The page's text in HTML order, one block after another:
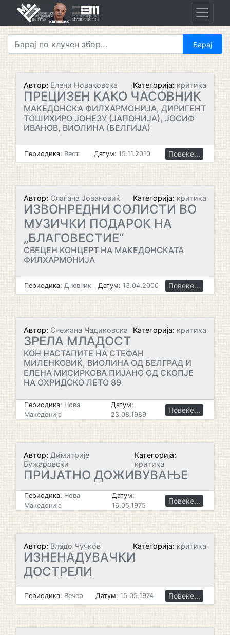
Автор: Елени Новаковска Категорија: критика
ПРЕЦИЗЕН КАКО ЧАСОВНИК
МАКЕДОНСКА ФИЛХАРМОНИЈА, ДИРИГЕНТ
ТОШИХИРО ЈОНЕЗУ (ЈАПОНИЈА), ЈОСИФ
ИВАНОВ, ВИОЛИНА (БЕЛГИЈА)
Периодика: Вест Датум: 15.11.2010 Повеќе...
Автор: Слаѓана Јовановиќ Категорија: критика
ИЗВОНРЕДНИ СОЛИСТИ ВО
МУЗИЧКИ ПОДАРОК НА
„БЛАГОВЕСТИЕ“
СВЕЦЕН КОНЦЕРТ НА МАКЕДОНСКАТА
ФИЛХАРМОНИЈА
Периодика: Дневник Датум: 13.04.2000 Повеќе...
Автор: Снежана Чадиковска Категорија: критика
ЗРЕЛА МЛАДОСТ
КОН НАСТАПИТЕ НА СТЕФАН
МИЛЕНКОВИЌ, ВИОЛИНА ОД БЕЛГРАД И
ЕЛЕНА МИСИРКОВА ПИЈАНО ОД СКОПЈЕ
НА ОХРИДСКО ЛЕТО 89
Периодика: Нова
Македонија
Датум:
23.08.1989
Повеќе...
Автор: Димитрије
Бужаровски
Категорија:
критика
ПРИЈАТНО ДОЖИВУВАЊЕ
Периодика: Нова
Македонија
Датум:
16.05.1975
Повеќе...
Автор: Владо Чучков Категорија: критика
ИЗНЕНАДУВАЧКИ
ДОСТРЕЛИ
Периодика: Вечер Датум: 15.05.1974 Повеќе...